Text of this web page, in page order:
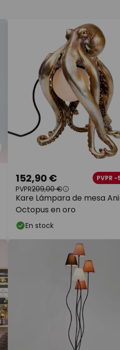
Kare Lámpara de mesa
Octopus en oro
152,90 € PVPR
PVPR209,00 €
En stock